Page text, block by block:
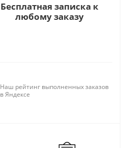
Бесплатная записка к
любому заказу
Наш рейтинг выполненных заказов
в Яндексе